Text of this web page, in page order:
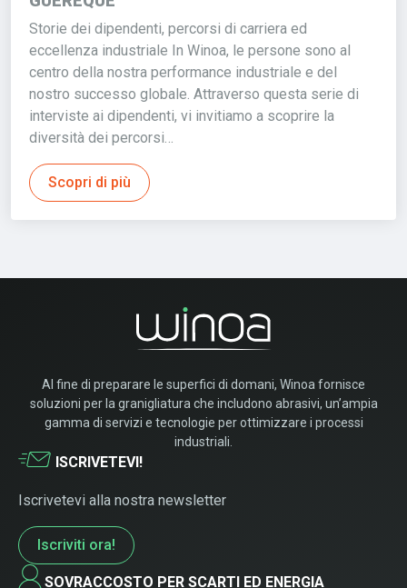
Storie dei dipendenti, percorsi di carriera ed
eccellenza industriale In Winoa, le persone sono al
centro della nostra performance industriale e del
nostro successo globale. Attraverso questa serie di
interviste ai dipendenti, vi invitiamo a scoprire la
diversità dei percorsi…
Scopri di più
Al fine di preparare le superfici di domani, Winoa fornisce
soluzioni per la granigliatura che includono abrasivi, un’ampia
gamma di servizi e tecnologie per ottimizzare i processi
industriali.
ISCRIVETEVI!
Iscrivetevi alla nostra newsletter
Iscriviti ora!
SOVRACCOSTO PER SCARTI ED ENERGIA